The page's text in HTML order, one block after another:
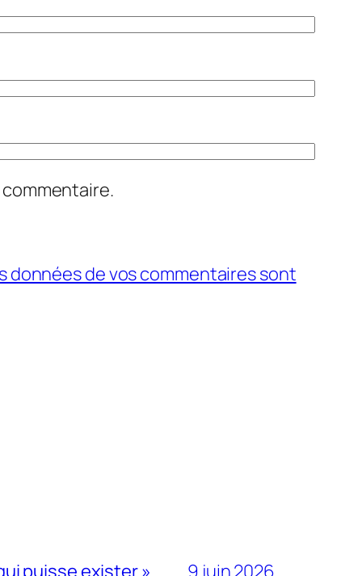
données de vos commentaires sont
puisse exister » 9 juin 2026